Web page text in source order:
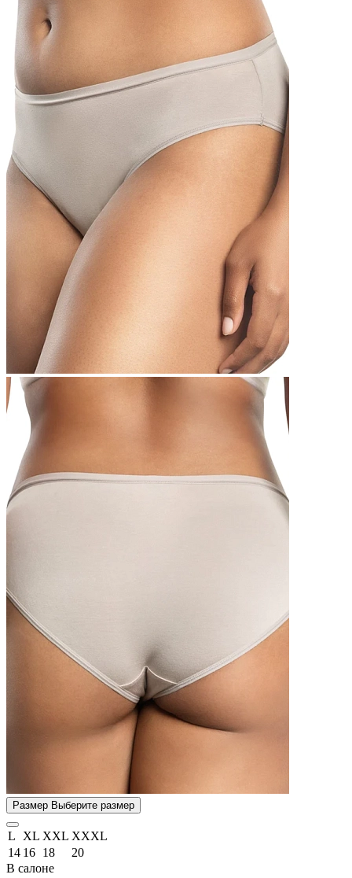
Размер Выберите размер
L XL XXL XXXL
14 16 18
20
В салоне